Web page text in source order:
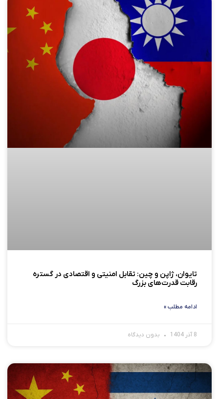
تایوان، ژاپن و چین: تقابل امنیتی و اقتصادی در گستره
رقابت قدرت‌های بزرگ
ادامه مطلب »
8 آذر 1404 بدون دیدگاه